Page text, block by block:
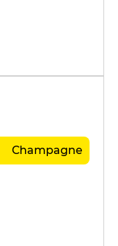
Champagne